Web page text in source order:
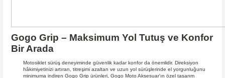
Gogo Grip – Maksimum Yol Tutuş ve Konfor
Bir Arada
Motosiklet sürüş deneyiminde güvenlik kadar konfor da önemlidir. Direksiyon
hâkimiyetinizi artıran, titreşimi azaltan ve uzun yol sürüşlerinde el yorgunluğunu
minimuma indiren Gogo Grip ürünleri, Gogo Moto Aksesuar’ın özel tasarım